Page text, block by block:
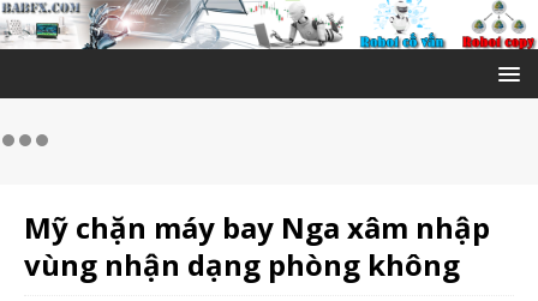
Mỹ chặn máy bay Nga xâm nhập
vùng nhận dạng phòng không